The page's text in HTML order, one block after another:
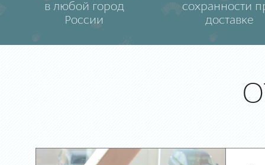
в любой город
России
сохранности
доставке